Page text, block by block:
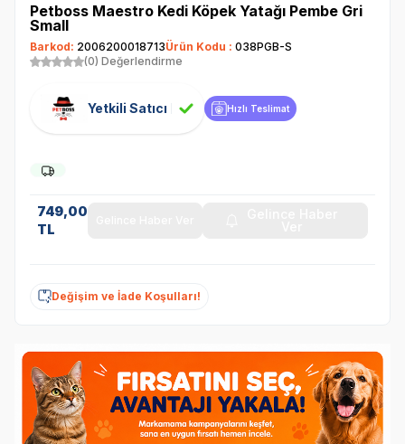
Petboss Maestro Kedi Köpek Yatağı Pembe Gri
Small
Barkod: 2006200018713Ürün Kodu : 038PGB-S
(0) Değerlendirme
Yetkili Satıcı Hızlı Teslimat
749,00
TL
Değişim ve İade Koşulları!